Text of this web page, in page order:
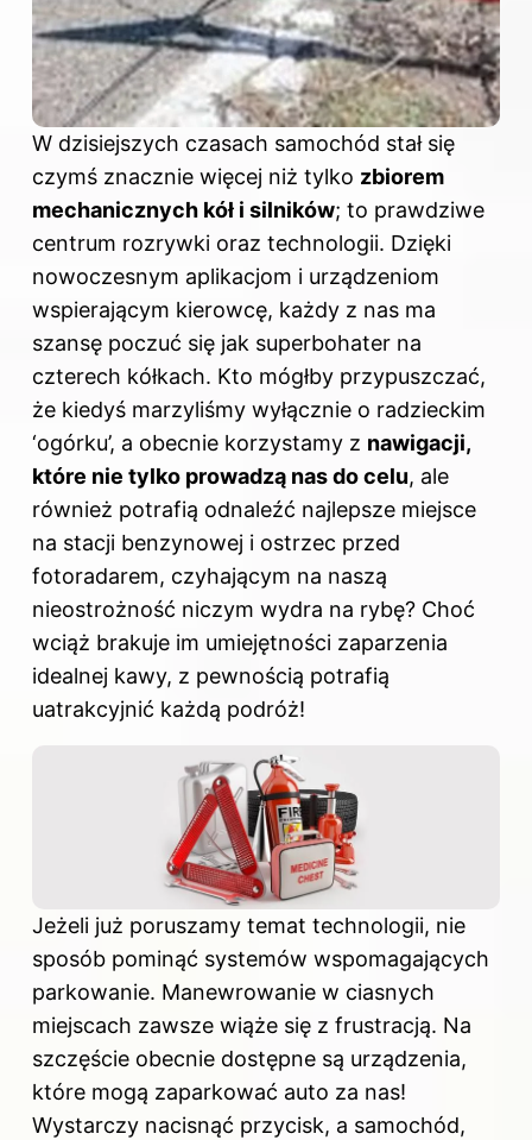
W dzisiejszych czasach samochód stał się
czymś znacznie więcej niż tylko zbiorem
mechanicznych kół i silników; to prawdziwe
centrum rozrywki oraz technologii. Dzięki
nowoczesnym aplikacjom i urządzeniom
wspierającym kierowcę, każdy z nas ma
szansę poczuć się jak superbohater na
czterech kółkach. Kto mógłby przypuszczać,
że kiedyś marzyliśmy wyłącznie o radzieckim
‘ogórku’, a obecnie korzystamy z nawigacji,
które nie tylko prowadzą nas do celu, ale
również potrafią odnaleźć najlepsze miejsce
na stacji benzynowej i ostrzec przed
fotoradarem, czyhającym na naszą
nieostrożność niczym wydra na rybę? Choć
wciąż brakuje im umiejętności zaparzenia
idealnej kawy, z pewnością potrafią
uatrakcyjnić każdą podróż!
Jeżeli już poruszamy temat technologii, nie
sposób pominąć systemów wspomagających
parkowanie. Manewrowanie w ciasnych
miejscach zawsze wiąże się z frustracją. Na
szczęście obecnie dostępne są urządzenia,
które mogą zaparkować auto za nas!
Wystarczy nacisnąć przycisk, a samochód,